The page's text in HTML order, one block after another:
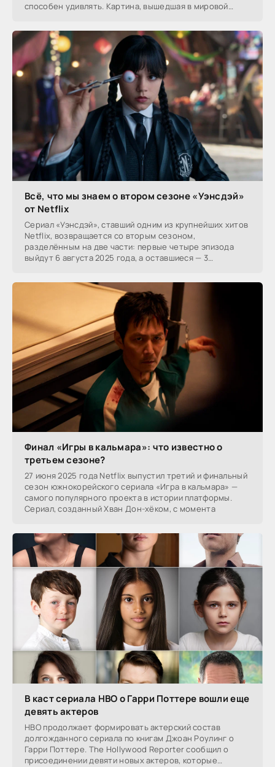
способен удивлять. Картина, вышедшая в мировой
Всё, что мы знаем о втором сезоне «Уэнсдэй»
от Netflix
Сериал «Уэнсдэй», ставший одним из крупнейших хитов
Netflix, возвращается со вторым сезоном,
разделённым на две части: первые четыре эпизода
выйдут 6 августа 2025 года, а оставшиеся — 3
Финал «Игры в кальмара»: что известно о
третьем сезоне?
27 июня 2025 года Netflix выпустил третий и финальный
сезон южнокорейского сериала «Игра в кальмара» —
самого популярного проекта в истории платформы.
Сериал, созданный Хван Дон-хёком, с момента
В каст сериала HBO о Гарри Поттере вошли еще
девять актеров
HBO продолжает формировать актерский состав
долгожданного сериала по книгам Джоан Роулинг о
Гарри Поттере. The Hollywood Reporter сообщил о
присоединении девяти новых актеров, которые